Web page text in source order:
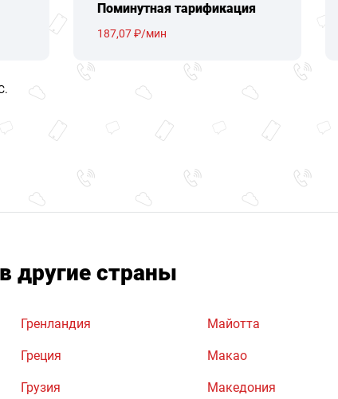
Поминутная тарификация
187,07 ₽/мин
другие страны
Гренландия
Греция
Грузия
Майотта
Макао
Македония